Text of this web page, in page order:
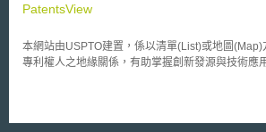
PatentsView
本網站由USPTO建置，係以清單(List)或地圖
專利權人之地緣關係，有助掌握創新發源與技術應